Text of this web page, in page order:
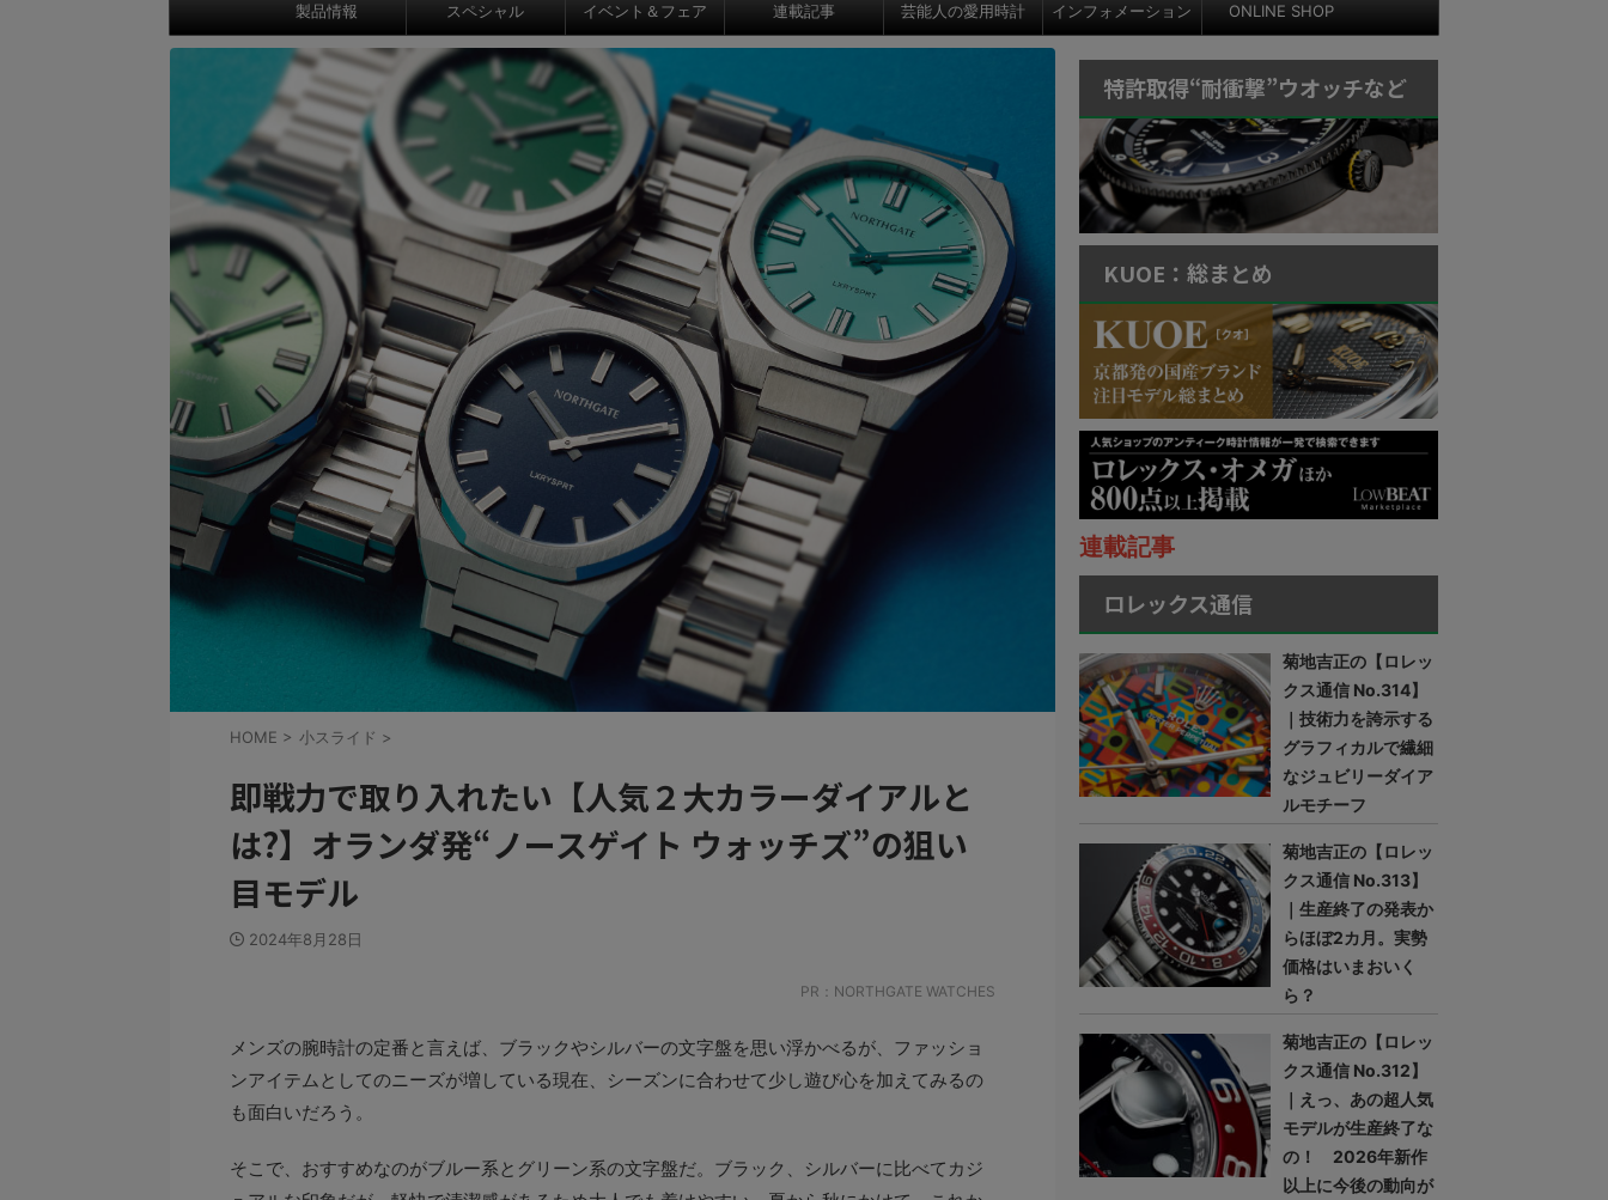
製品情報 スペシャル イベント＆フェア 連載記事 芸能人の愛用時計 インフォメーション ONLINE SHOP
HOME > 小スライド >
即戦力で取り入れたい【人気２大カラーダイアルと
は?】オランダ発“ノースゲイト ウォッチズ”の狙い
目モデル
2024年8月28日
PR：NORTHGATE WATCHES
メンズの腕時計の定番と言えば、ブラックやシルバーの文字盤を思い浮かべるが、ファッショ
ンアイテムとしてのニーズが増している現在、シーズンに合わせて少し遊び心を加えてみるの
も面白いだろう。
そこで、おすすめなのがブルー系とグリーン系の文字盤だ。ブラック、シルバーに比べてカジ
特許取得“耐衝撃”ウオッチなど
KUOE：総まとめ
連載記事
ロレックス通信
菊地吉正の【ロレッ
クス通信 No.314】
｜技術力を誇示する
グラフィカルで繊細
なジュビリーダイア
ルモチーフ
菊地吉正の【ロレッ
クス通信 No.313】
｜生産終了の発表か
らほぼ2カ月。実勢
価格はいまおいく
ら？
菊地吉正の【ロレッ
クス通信 No.312】
｜えっ、あの超人気
モデルが生産終了な
の！ 2026年新作
以上に今後の動向が